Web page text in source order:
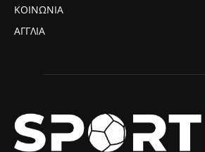
ΚΟΙΝΩΝΙΑ
ΑΓΓΛΙΑ